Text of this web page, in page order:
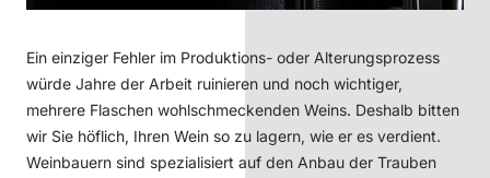
Ein einziger Fehler im Produktions- oder Alterungsprozess
würde Jahre der Arbeit ruinieren und noch wichtiger,
mehrere Flaschen wohlschmeckenden Weins. Deshalb bitten
wir Sie höflich, Ihren Wein so zu lagern, wie er es verdient.
Weinbauern sind spezialisiert auf den Anbau der Trauben